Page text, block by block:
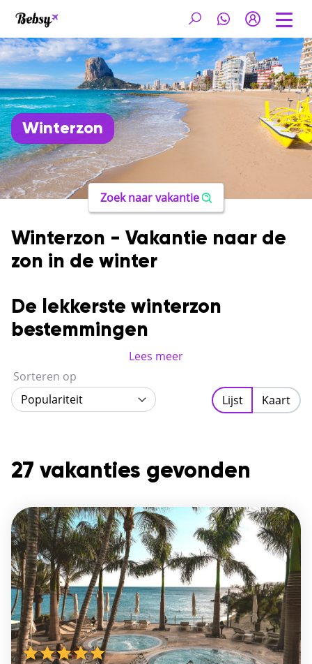
Winterzon
Zoek naar vakantie
Winterzon - Vakantie naar de
zon in de winter
De lekkerste winterzon
bestemmingen
Lees meer
27 vakanties gevonden
Sorteren op
Populariteit
Lijst Kaart